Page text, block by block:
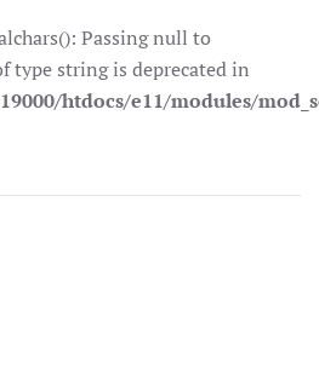
Passing null to
type string is deprecated in
htdocs/e11/modules/